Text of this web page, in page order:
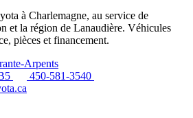
à Charlemagne, au service de
et la région de Lanaudière. Véhicules
pièces et financement.
Arpents
450-581-3540